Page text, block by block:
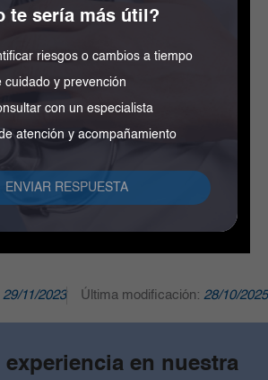
29/11/2023 Última modificación: 28/10/2025
en nuestra
te sería más útil?
riesgos o cambios a tiempo
cuidado y prevención
con un especialista
atención y acompañamiento